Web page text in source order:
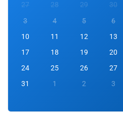
27
28 29 30
3
4 5 6
10
11 12 13
17
18 19 20
24
25 26 27
31
1 2 3